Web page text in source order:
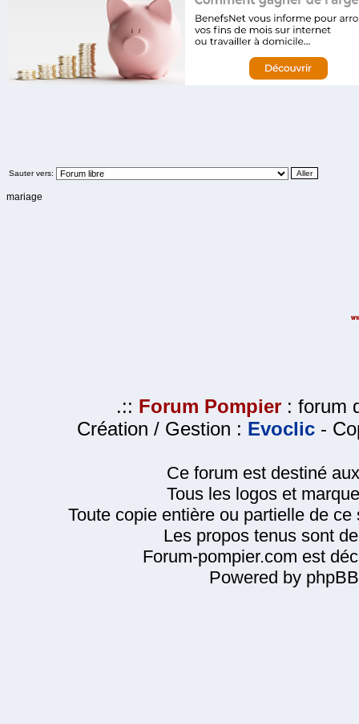
Sauter vers:
mariage
.:: Forum Pompier : forum
Création / Gestion : Evoclic -
Ce forum est destiné
Tous les logos et
Toute copie entière ou partielle de
Les propos tenus sont
Forum-pompier.com est
Powered by